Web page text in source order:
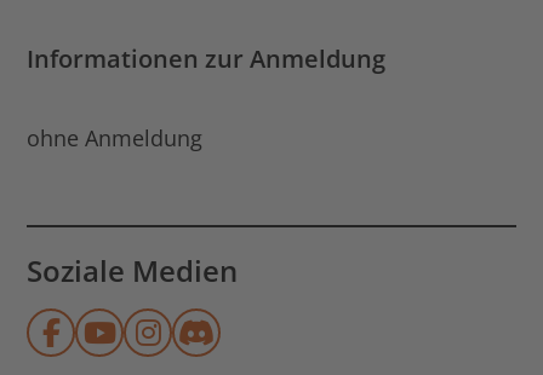
Informationen zur Anmeldung
ohne Anmeldung
Soziale Medien
Münchner Stadtbibliothek auf
Münchner Stadtbibliothek auf
Münchner Stadtbibliothek
Münchner